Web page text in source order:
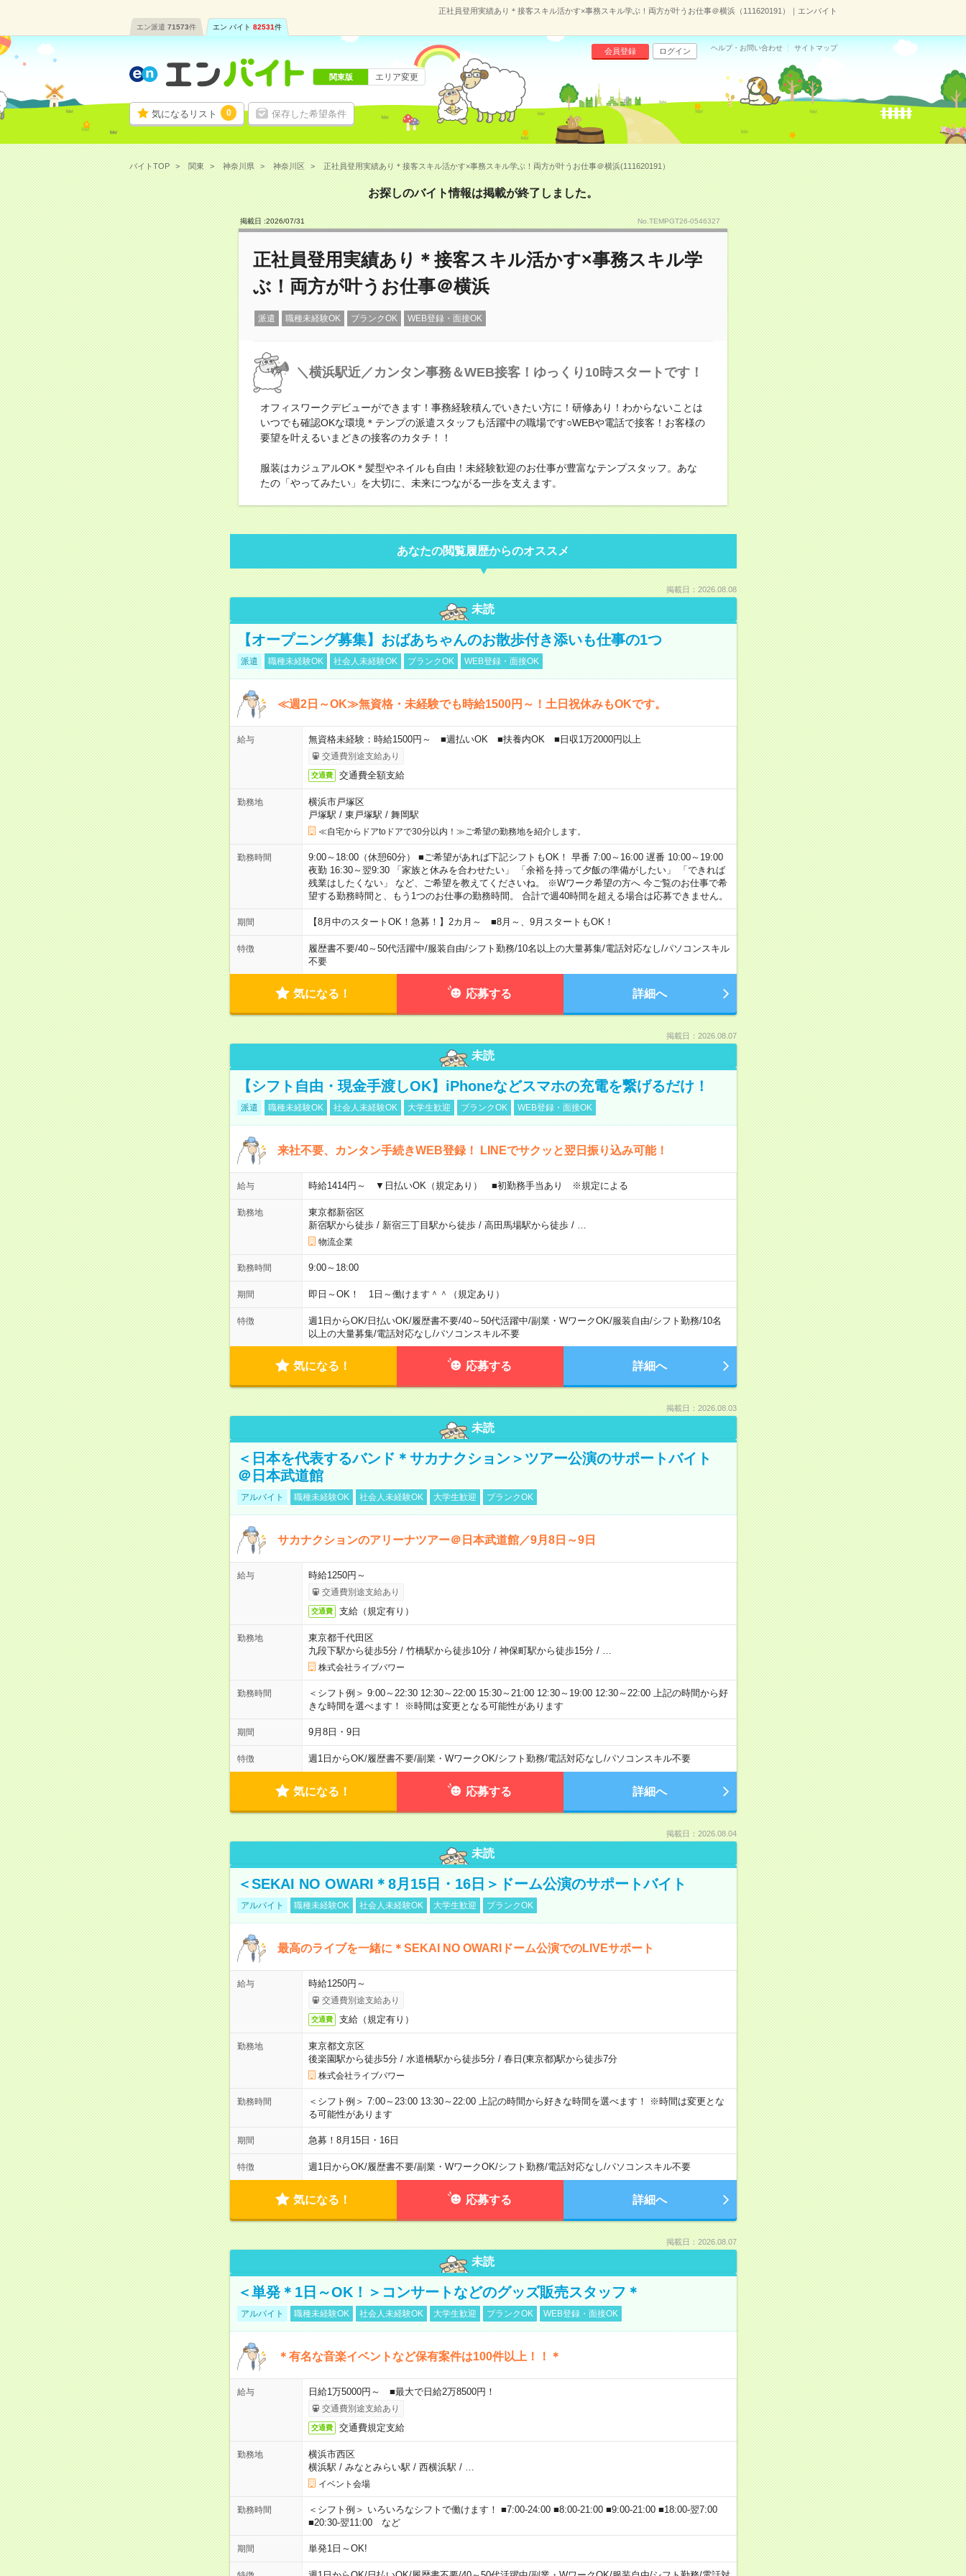
正社員登用実績あり＊接客スキル活かす×事務スキル学ぶ！両方が叶うお仕事＠横浜（111620191）｜エンバイト
エン派遣 71573件 エン バイト 82531件
気になるリスト 0 保存した希望条件
会員登録 ログイン ヘルプ・お問い合わせ サイトマップ
関東版 エリア変更
バイトTOP 関東 神奈川県 神奈川区 正社員登用実績あり＊接客スキル活かす×事務スキル学ぶ！両方が叶うお仕事＠横浜(111620191）
お探しのバイト情報は掲載が終了しました。
掲載日 :2026/07/31 No.TEMPGT26-0546327
正社員登用実績あり＊接客スキル活かす×事務スキル学
ぶ！両方が叶うお仕事＠横浜
派遣 職種未経験OK ブランクOK WEB登録・面接OK
＼横浜駅近／カンタン事務＆WEB接客！ゆっくり10時スタートです！
オフィスワークデビューができます！事務経験積んでいきたい方に！研修あり！わからないことは
いつでも確認OKな環境＊テンプの派遣スタッフも活躍中の職場です○WEBや電話で接客！お客様の
要望を叶えるいまどきの接客のカタチ！！
服装はカジュアルOK＊髪型やネイルも自由！未経験歓迎のお仕事が豊富なテンプスタッフ。あな
たの「やってみたい」を大切に、未来につながる一歩を支えます。
あなたの閲覧履歴からのオススメ
掲載日：2026.08.08
未読
【オープニング募集】おばあちゃんのお散歩付き添いも仕事の1つ
派遣 職種未経験OK 社会人未経験OK ブランクOK WEB登録・面接OK
≪週2日～OK≫無資格・未経験でも時給1500円～！土日祝休みもOKです。
給与 無資格未経験：時給1500円～ ■週払いOK ■扶養内OK ■日収1万2000円以上
交通費別途支給あり
交通費 交通費全額支給
勤務地
横浜市戸塚区
戸塚駅 / 東戸塚駅 / 舞岡駅
≪自宅からドアtoドアで30分以内！≫ご希望の勤務地を紹介します。
勤務時間
9:00～18:00（休憩60分） ■ご希望があれば下記シフトもOK！ 早番 7:00～16:00 遅番 10:00～19:00
夜勤 16:30～翌9:30 「家族と休みを合わせたい」 「余裕を持って夕飯の準備がしたい」 「できれば
残業はしたくない」 など、ご希望を教えてくださいね。 ※Wワーク希望の方へ 今ご覧のお仕事で希
望する勤務時間と、もう1つのお仕事の勤務時間。 合計で週40時間を超える場合は応募できません。
期間 【8月中のスタートOK！急募！】2カ月～ ■8月～、9月スタートもOK！
特徴 履歴書不要/40～50代活躍中/服装自由/シフト勤務/10名以上の大量募集/電話対応なし/パソコンスキル
不要
気になる！ 応募する 詳細へ
掲載日：2026.08.07
未読
【シフト自由・現金手渡しOK】iPhoneなどスマホの充電を繋げるだけ！
派遣 職種未経験OK 社会人未経験OK 大学生歓迎 ブランクOK WEB登録・面接OK
来社不要、カンタン手続きWEB登録！ LINEでサクッと翌日振り込み可能！
給与 時給1414円～ ▼日払いOK（規定あり） ■初勤務手当あり ※規定による
勤務地
東京都新宿区
新宿駅から徒歩/ 新宿三丁目駅から徒歩/ 高田馬場駅から徒歩/
物流企業
勤務時間 9:00～18:00
期間 即日～OK！ 1日～働けます＾＾（規定あり）
特徴 週1日からOK/日払いOK/履歴書不要/40～50代活躍中/副業・WワークOK/服装自由/シフト勤務/10名
以上の大量募集/電話対応なし/パソコンスキル不要
気になる！ 応募する 詳細へ
掲載日：2026.08.03
未読
＜日本を代表するバンド＊サカナクション＞ツアー公演のサポートバイト
＠日本武道館
アルバイト 職種未経験OK 社会人未経験OK 大学生歓迎 ブランクOK
サカナクションのアリーナツアー＠日本武道館／9月8日～9日
給与 時給1250円～
交通費別途支給あり
交通費 支給（規定有り）
勤務地
東京都千代田区
九段下駅から徒歩5分/ 竹橋駅から徒歩10分/ 神保町駅から徒歩15分/
株式会社ライブパワー
勤務時間
＜シフト例＞ 9:00～22:30 12:30～22:00 15:30～21:00 12:30～19:00 12:30～22:00 上記の時間から好
きな時間を選べます！ ※時間は変更となる可能性があります
期間 9月8日・9日
特徴 週1日からOK/履歴書不要/副業・WワークOK/シフト勤務/電話対応なし/パソコンスキル不要
気になる！ 応募する 詳細へ
掲載日：2026.08.04
未読
＜SEKAI NO OWARI＊8月15日・16日＞ドーム公演のサポートバイト
アルバイト 職種未経験OK 社会人未経験OK 大学生歓迎 ブランクOK
最高のライブを一緒に＊SEKAI NO OWARIドーム公演でのLIVEサポート
給与 時給1250円～
交通費別途支給あり
交通費 支給（規定有り）
勤務地
東京都文京区
後楽園駅から徒歩5分/ 水道橋駅から徒歩5分/ 春日(東京都)駅から徒歩7分
株式会社ライブパワー
勤務時間
＜シフト例＞ 7:00～23:00 13:30～22:00 上記の時間から好きな時間を選べます！ ※時間は変更とな
る可能性があります
期間 急募！8月15日・16日
特徴 週1日からOK/履歴書不要/副業・WワークOK/シフト勤務/電話対応なし/パソコンスキル不要
気になる！ 応募する 詳細へ
掲載日：2026.08.07
未読
＜単発＊1日～OK！＞コンサートなどのグッズ販売スタッフ＊
アルバイト 職種未経験OK 社会人未経験OK 大学生歓迎 ブランクOK WEB登録・面接OK
＊有名な音楽イベントなど保有案件は100件以上！！＊
給与 日給1万5000円～ ■最大で日給2万8500円！
交通費別途支給あり
交通費 交通費規定支給
勤務地
横浜市西区
横浜駅 / みなとみらい駅 / 西横浜駅 /
イベント会場
勤務時間
＜シフト例＞ いろいろなシフトで働けます！ ■7:00-24:00 ■8:00-21:00 ■9:00-21:00 ■18:00-翌7:00
■20:30-翌11:00 など
期間 単発1日～OK!